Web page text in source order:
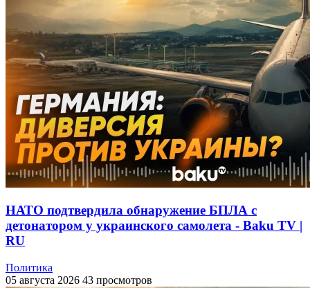
НАТО подтвердила обнаружение БПЛА с
детонатором у украинского самолета - Baku TV |
RU
Политика
05 августа 2026 43 просмотров